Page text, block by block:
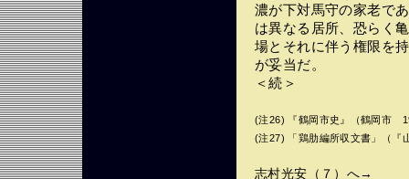
濃が下対馬守の家老で
は異なる居所、恐らく
場とそれに伴う権限を
が妥当だ。
＜続＞
(注26) 『鶴岡市史』（鶴岡市
(注27) 「鶏肋編所収文書」（
志村光安（７）へ→